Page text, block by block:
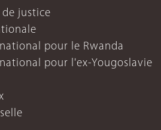
justice
pour le Rwanda
pour l'ex-Yougoslavie